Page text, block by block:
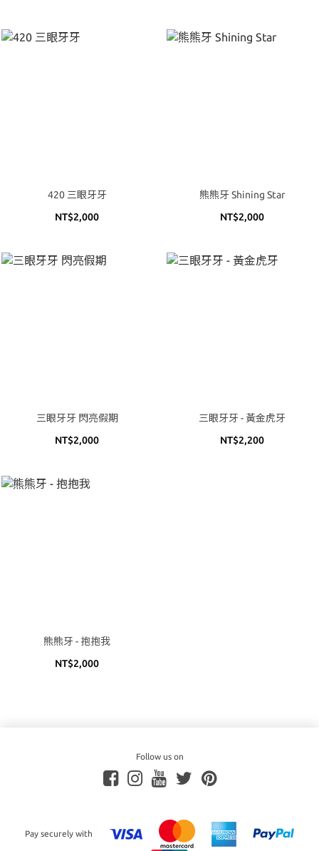
420 三眼牙牙
NT$2,000
熊熊牙 Shining Star
NT$2,000
三眼牙牙 閃亮假期
NT$2,000
三眼牙牙 - 黃金虎牙
NT$2,200
熊熊牙 - 抱抱我
NT$2,000
Follow us on
Pay securely with